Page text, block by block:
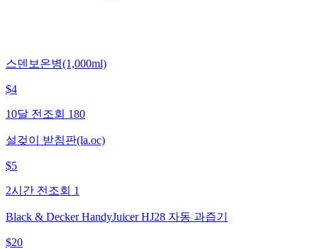
스덴보온병(1,000ml)
$4
10달 전 조회 180
설겆이 받침판(la.oc)
$5
2시간 전 조회 1
Black & Decker HandyJuicer HJ28 자동 과즙기
$20